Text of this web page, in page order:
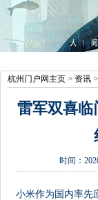
杭州门户网主页 > 资讯
雷军双喜
时间：
小米作为国内率先